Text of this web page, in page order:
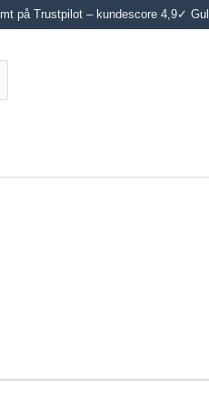
på Trustpilot – kundescore 4,9✓